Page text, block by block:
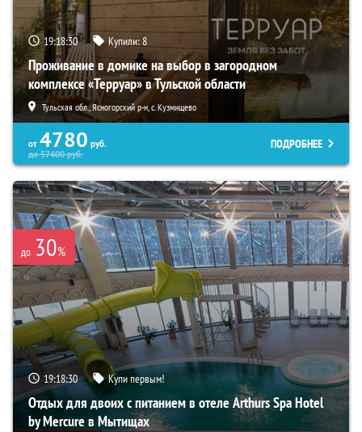
19:18:28 Купили:8
Проживание в домике на выбор в загородном
комплексе «Терруар» в Тульской области
Тульская обл., Ясногорский р-н, с. Кузмищево
от 4780 руб.
до57400руб.
ПОДРОБНЕЕ
до 30%
19:18:28 Купи первым!
Отдых для двоих с питанием в отеле Arthurs Spa Hotel
by Mercure в Мытищах